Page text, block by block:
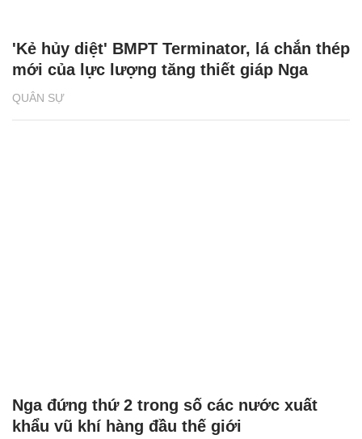
QUÂN SỰ
'Kẻ hủy diệt' BMPT Terminator, lá chắn thép
mới của lực lượng tăng thiết giáp Nga
Nga đứng thứ 2 trong số các nước xuất
khẩu vũ khí hàng đầu thế giới